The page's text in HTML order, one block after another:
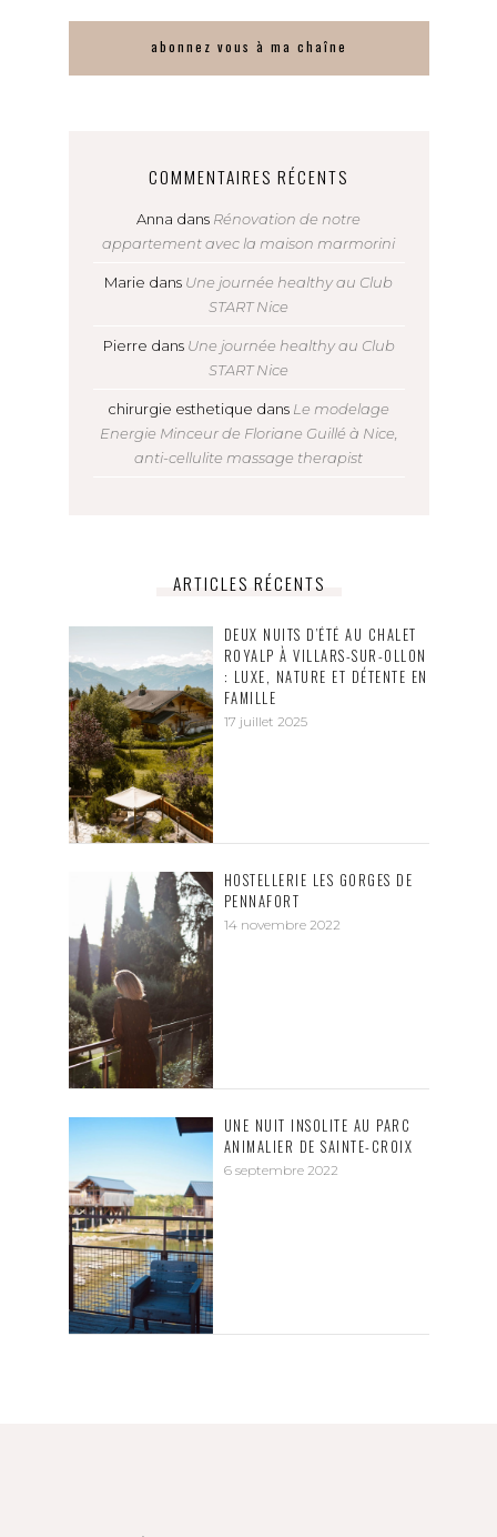
abonnez vous à ma chaîne
COMMENTAIRES RÉCENTS
Anna dans Rénovation de notre
appartement avec la maison marmorini
Marie dans Une journée healthy au Club
START Nice
Pierre dans Une journée healthy au Club
START Nice
chirurgie esthetique dans Le modelage
Energie Minceur de Floriane Guillé à Nice,
anti-cellulite massage therapist
ARTICLES RÉCENTS
DEUX NUITS D’ÉTÉ AU CHALET
ROYALP À VILLARS-SUR-OLLON
: LUXE, NATURE ET DÉTENTE EN
FAMILLE
17 juillet 2025
HOSTELLERIE LES GORGES DE
PENNAFORT
14 novembre 2022
UNE NUIT INSOLITE AU PARC
ANIMALIER DE SAINTE-CROIX
6 septembre 2022